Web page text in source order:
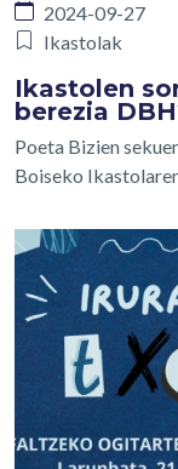
2024-09-27
Ikastolak
Ikastolen
berezia
Poeta Bizien
Boiseko